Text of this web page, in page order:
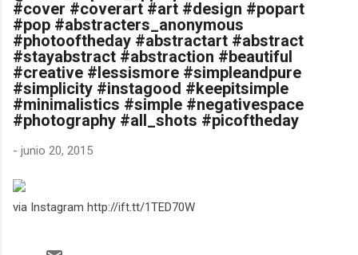
#cover #coverart #art #design #popart
#pop #abstracters_anonymous
#photooftheday #abstractart #abstract
#stayabstract #abstraction #beautiful
#creative #lessismore #simpleandpure
#simplicity #instagood #keepitsimple
#minimalistics #simple #negativespace
#photography #all_shots #picoftheday
- junio 20, 2015
via Instagram http://ift.tt/1TED70W